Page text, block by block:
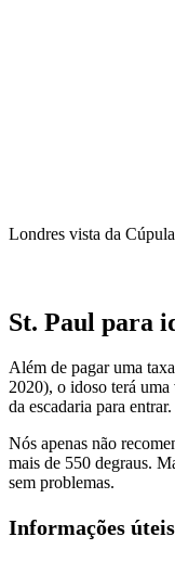
Londres vista da Cúpula
St. Paul para
Além de pagar uma
2020), o idoso terá
da escadaria para entrar.
Nós apenas não
mais de 550 degraus.
sem problemas.
Informações úteis